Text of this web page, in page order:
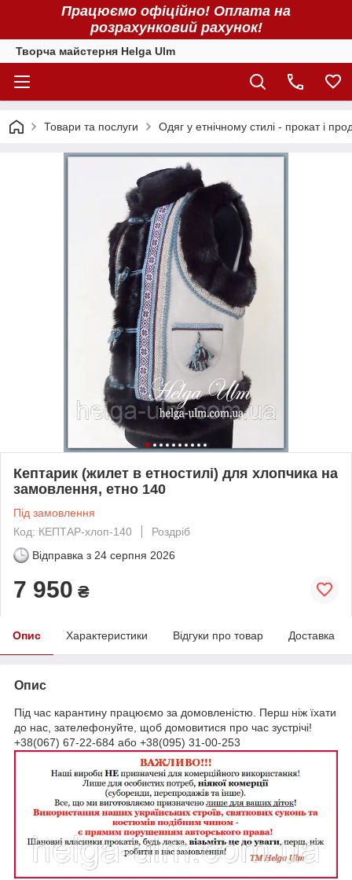
Працюємо офіційно! Оплата на
розрахунковий рахунок!
Творча майстерня Helga Ulm
Товари та послуги Одяг у етнічному стилі - прокат і
Кептарик (жилет в етностилі) для хлопчика на
замовлення, етно 140
Під замовлення
Код: КЕПТАР-хлоп-140
Роздріб
Відправка з 24 серпня 2026
7 950 ₴
Опис Характеристики Відгуки про товар Доставка
Опис
Під час карантину працюємо за домовленістю. Перш ніж їхати
до нас, зателефонуйте, щоб домовитися про час зустрічі!
+38(067) 67-22-684 або +38(095) 31-00-253